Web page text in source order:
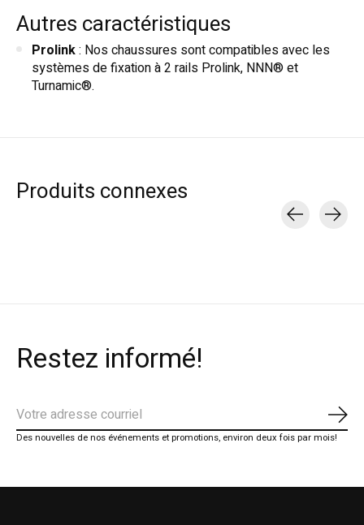
Autres caractéristiques
Prolink: Nos chaussures sont compatibles avec les
systèmes de fixation à 2 rails Prolink, NNN® et
Turnamic®.
Produits connexes
Restez informé!
Des nouvelles de nos événements et promotions, environ deux fois par mois!